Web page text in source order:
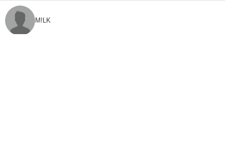
M!LK